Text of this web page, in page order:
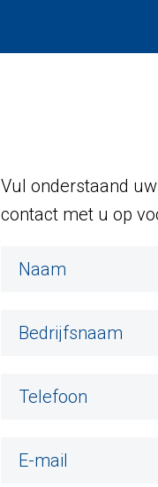
Vul onderstaand
contact met u op